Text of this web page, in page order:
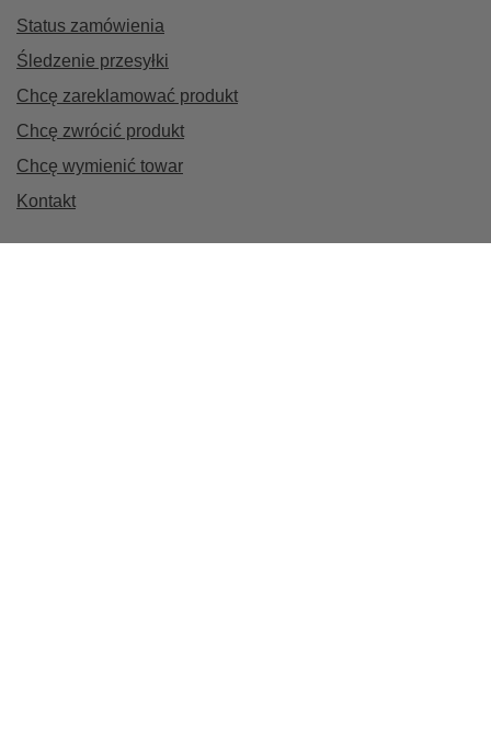
Status zamówienia
Śledzenie przesyłki
Chcę zareklamować produkt
Chcę zwrócić produkt
Chcę wymienić towar
Kontakt